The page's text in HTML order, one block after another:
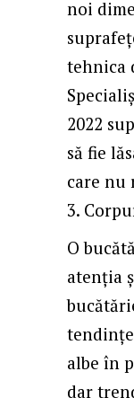
noi
tehnica
2022
să fie
care nu
O
atenția
albe în
dar